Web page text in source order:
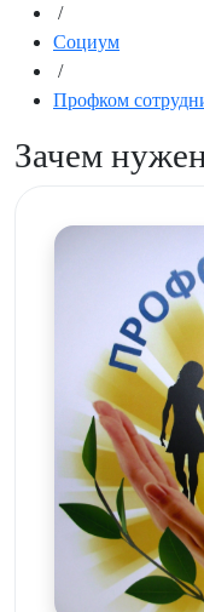
/
Социум
/
Профком
Зачем